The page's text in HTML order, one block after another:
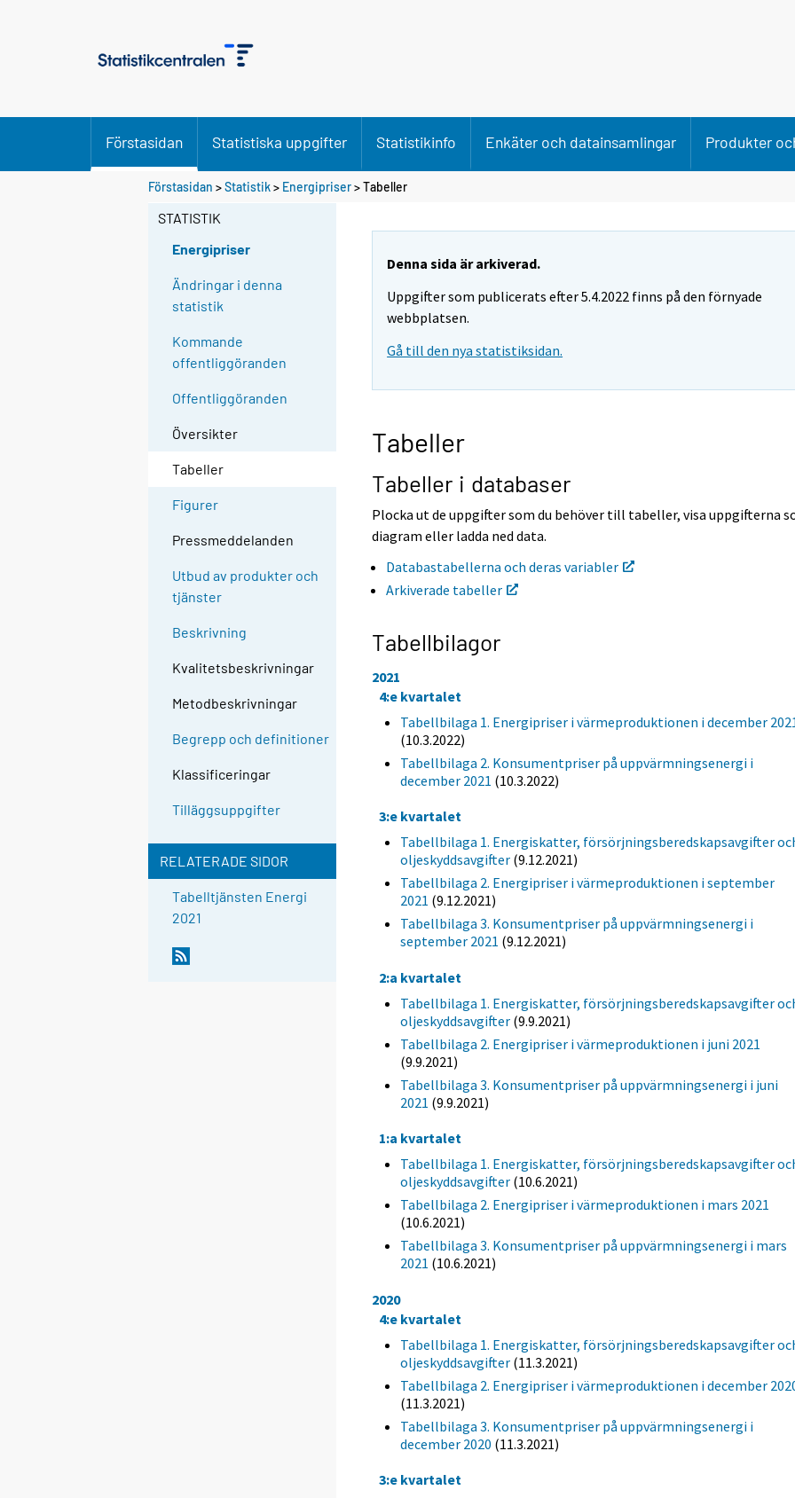
Förstasidan Statistiska uppgifter Statistikinfo Enkäter och datainsamlingar Produkter
Förstasidan >Statistik> Energipriser> Tabeller
STATISTIK
Energipriser
Ändringar i denna
statistik
Kommande
offentliggöranden
Offentliggöranden
Översikter
Tabeller
Figurer
Pressmeddelanden
Utbud av produkter och
tjänster
Beskrivning
Kvalitetsbeskrivningar
Metodbeskrivningar
Begrepp och definitioner
Klassificeringar
Tilläggsuppgifter
RELATERADE SIDOR
Tabelltjänsten Energi
2021
Denna sida är arkiverad.
Uppgifter som publicerats efter 5.4.2022 finns på den förnyade
webbplatsen.
Gå till den nya statistiksidan.
Tabeller
Tabeller i databaser
Plocka ut de uppgifter som du behöver till tabeller, visa uppgifterna
diagram eller ladda ned data.
Databastabellerna och deras variabler
D
u
Arkiverade tabeller
D
u
Tabellbilagor
2021
4:e kvartalet
Tabellbilaga 1. Energipriser i värmeproduktionen i december
(10.3.2022)
Tabellbilaga 2. Konsumentpriser på uppvärmningsenergi i
december 2021 (10.3.2022)
3:e kvartalet
Tabellbilaga 1. Energiskatter, försörjningsberedskapsavgifter
oljeskyddsavgifter (9.12.2021)
Tabellbilaga 2. Energipriser i värmeproduktionen i september
2021 (9.12.2021)
Tabellbilaga 3. Konsumentpriser på uppvärmningsenergi i
september 2021 (9.12.2021)
2:a kvartalet
Tabellbilaga 1. Energiskatter, försörjningsberedskapsavgifter
oljeskyddsavgifter (9.9.2021)
Tabellbilaga 2. Energipriser i värmeproduktionen i juni 2021
(9.9.2021)
Tabellbilaga 3. Konsumentpriser på uppvärmningsenergi i juni
2021 (9.9.2021)
1:a kvartalet
Tabellbilaga 1. Energiskatter, försörjningsberedskapsavgifter
oljeskyddsavgifter (10.6.2021)
Tabellbilaga 2. Energipriser i värmeproduktionen i mars 2021
(10.6.2021)
Tabellbilaga 3. Konsumentpriser på uppvärmningsenergi i mars
2021 (10.6.2021)
2020
4:e kvartalet
Tabellbilaga 1. Energiskatter, försörjningsberedskapsavgifter
oljeskyddsavgifter (11.3.2021)
Tabellbilaga 2. Energipriser i värmeproduktionen i december
(11.3.2021)
Tabellbilaga 3. Konsumentpriser på uppvärmningsenergi i
december 2020 (11.3.2021)
3:e kvartalet